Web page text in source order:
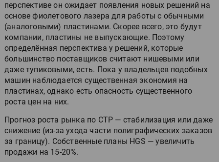
перспективе он ожидает появления новых решений на
основе фиолетового лазера для работы с обычными
(аналоговыми) пластинами. Скорее всего, это будут
компании, пластины не выпускающие. Поэтому
определённая перспектива у решений, которые
большинство поставщиков считают нишевыми или
даже тупиковыми, есть. Пока у владельцев подобных
машин наблюдается существенная экономия на
пластинах, однако есть опасность существенного
роста цен на них.
Прогноз роста рынка по CTP — стабилизация или даже
снижение (из-за ухода части полиграфических заказов
за границу). Собственные планы HGS — увеличить
продажи на 15-20%.